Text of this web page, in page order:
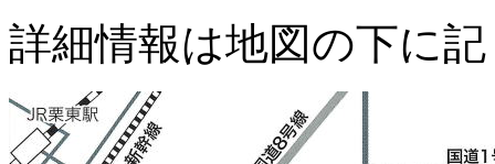
詳細情報は地図の下に